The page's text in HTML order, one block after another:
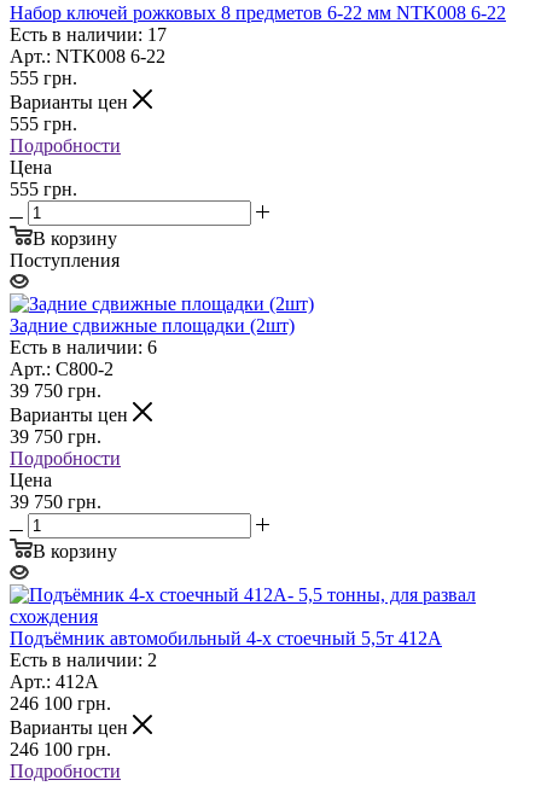
Набор ключей рожковых 8 предметов 6-22 мм NTK008 6-22
Есть в наличии: 17
Арт.: NTK008 6-22
555 грн.
Варианты цен
555 грн.
Подробности
Цена
555 грн.
В корзину
Поступления
Задние сдвижные площадки (2шт)
Есть в наличии: 6
Арт.: C800-2
39 750 грн.
Варианты цен
39 750 грн.
Подробности
Цена
39 750 грн.
В корзину
Подъёмник автомобильный 4-х стоечный 5,5т 412А
Есть в наличии: 2
Арт.: 412A
246 100 грн.
Варианты цен
246 100 грн.
Подробности